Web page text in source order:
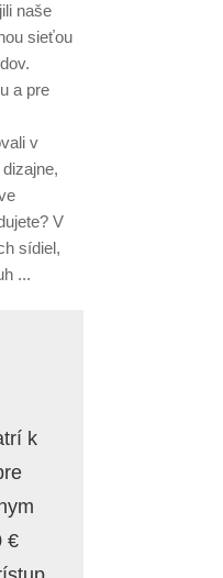
naše
sieťou
a pre
v
V
sídiel,
...
k
€